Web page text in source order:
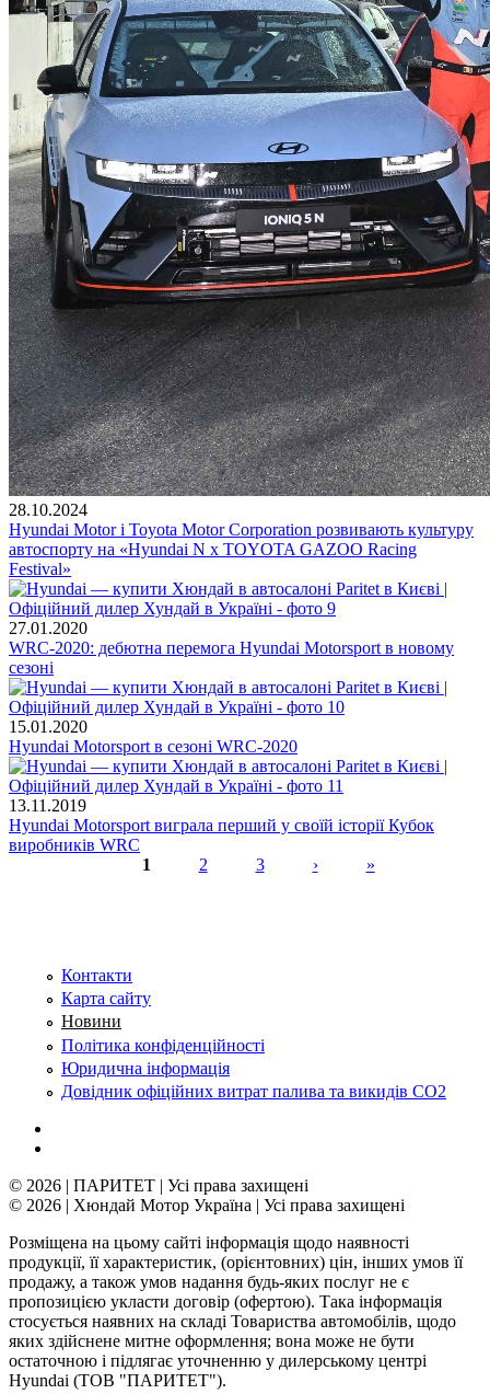
28.10.2024
Hyundai Motor і Toyota Motor Corporation розвивають культуру
автоспорту на «Hyundai N x TOYOTA GAZOO Racing
Festival»
27.01.2020
WRC-2020: дебютна перемога Hyundai Motorsport в новому
сезоні
15.01.2020
Hyundai Motorsport в сезоні WRC-2020
13.11.2019
Hyundai Motorsport виграла перший у своїй історії Кубок
виробників WRC
1 2 3 › »
Контакти
Карта сайту
Новини
Політика конфіденційності
Юридична інформація
Довідник офіційних витрат палива та викидів СО2
© 2026 | ПАРИТЕТ | Усі права захищені
© 2026 | Хюндай Мотор Україна | Усі права захищені
Розміщена на цьому сайті інформація щодо наявності
продукції, її характеристик, (орієнтовних) цін, інших умов її
продажу, а також умов надання будь-яких послуг не є
пропозицією укласти договір (офертою). Така інформація
стосується наявних на складі Товариства автомобілів, щодо
яких здійснене митне оформлення; вона може не бути
остаточною і підлягає уточненню у дилерському центрі
Hyundai (ТОВ "ПАРИТЕТ").